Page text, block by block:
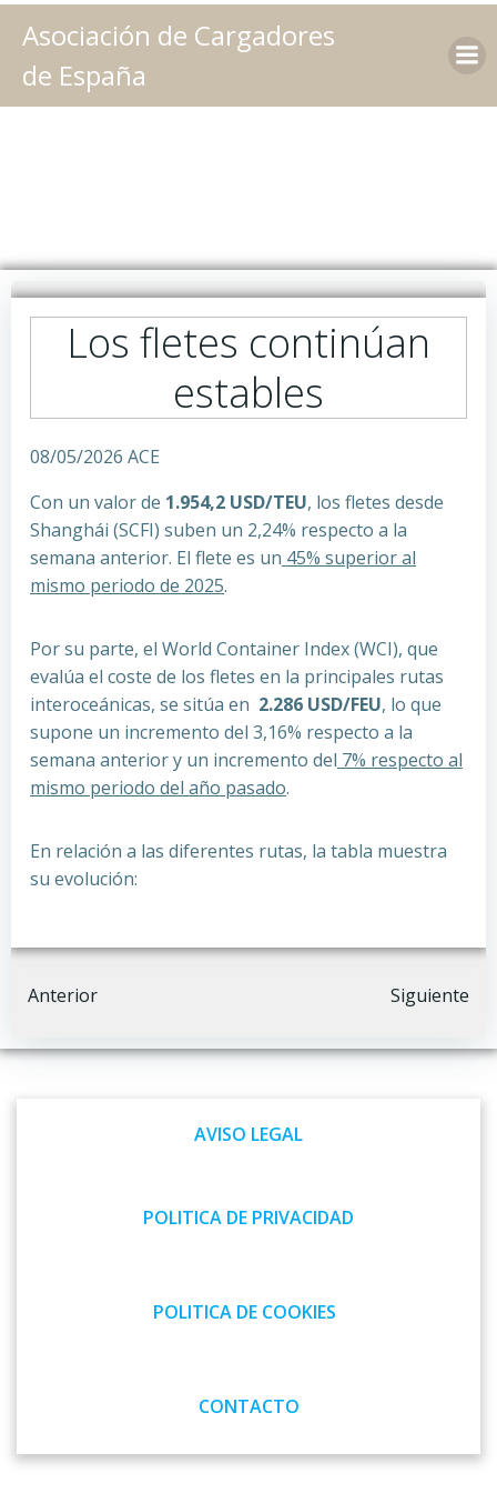
Saltar
al
Asociación de Cargadores
de España
Los fletes continúan
estables
08/05/2026 ACE
Con un valor de 1.954,2 USD/TEU, los fletes desde
Shanghái (SCFI) suben un 2,24% respecto a la
semana anterior. El flete es un 45% superior al
mismo periodo de 2025.
Por su parte, el World Container Index (WCI), que
evalúa el coste de los fletes en la principales rutas
interoceánicas, se sitúa en 2.286 USD/FEU, lo que
supone un incremento del 3,16% respecto a la
semana anterior y un incremento del 7% respecto al
mismo periodo del año pasado.
En relación a las diferentes rutas, la tabla muestra
su evolución:
Navegación
por
Anterior
Navegación
por
las
Siguiente
AVISO LEGAL
POLITICA DE PRIVACIDAD
POLITICA DE COOKIES
CONTACTO